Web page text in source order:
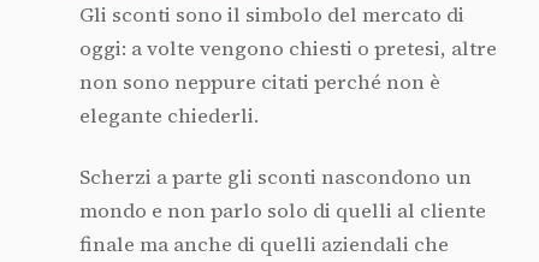
Gli sconti sono il simbolo del mercato di
oggi: a volte vengono chiesti o pretesi, altre
non sono neppure citati perché non è
elegante chiederli.
Scherzi a parte gli sconti nascondono un
mondo e non parlo solo di quelli al cliente
finale ma anche di quelli aziendali che